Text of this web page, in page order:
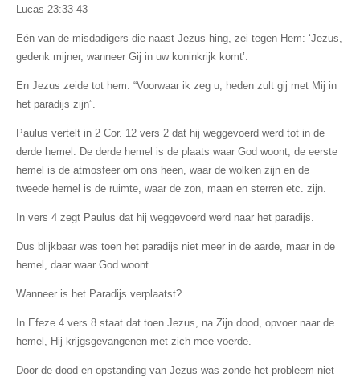
Lucas 23:33-43
Eén van de misdadigers die naast Jezus hing, zei tegen Hem: ‘Jezus,
gedenk mijner, wanneer Gij in uw koninkrijk komt’.
En Jezus zeide tot hem: “Voorwaar ik zeg u, heden zult gij met Mij in
het paradijs zijn”.
Paulus vertelt in 2 Cor. 12 vers 2 dat hij weggevoerd werd tot in de
derde hemel. De derde hemel is de plaats waar God woont; de eerste
hemel is de atmosfeer om ons heen, waar de wolken zijn en de
tweede hemel is de ruimte, waar de zon, maan en sterren etc. zijn.
In vers 4 zegt Paulus dat hij weggevoerd werd naar het paradijs.
Dus blijkbaar was toen het paradijs niet meer in de aarde, maar in de
hemel, daar waar God woont.
Wanneer is het Paradijs verplaatst?
In Efeze 4 vers 8 staat dat toen Jezus, na Zijn dood, opvoer naar de
hemel, Hij krijgsgevangenen met zich mee voerde.
Door de dood en opstanding van Jezus was zonde het probleem niet